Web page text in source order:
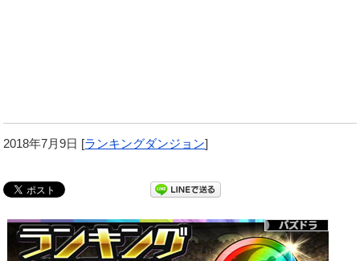
2018年7月9日 [ランキングダンジョン]